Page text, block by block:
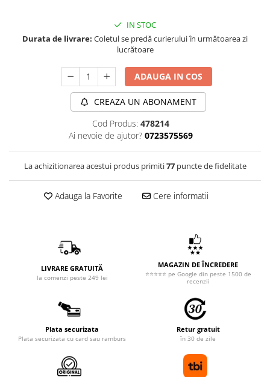
IN STOC
Durata de livrare: Coletul se predă curierului în următoarea zi
lucrătoare
ADAUGA IN COS
CREAZA UN ABONAMENT
Cod Produs: 478214
Ai nevoie de ajutor? 0723575569
La achizitionarea acestui produs primiti77puncte de fidelitate
Adauga la Favorite Cere informatii
LIVRARE GRATUITĂ
la comenzi peste 249 lei
MAGAZIN DE ÎNCREDERE
⭐⭐⭐⭐⭐ pe Google din peste 1500 de
recenzii
Plata securizata
Plata securizata cu card sau ramburs
Retur gratuit
în 30 de zile